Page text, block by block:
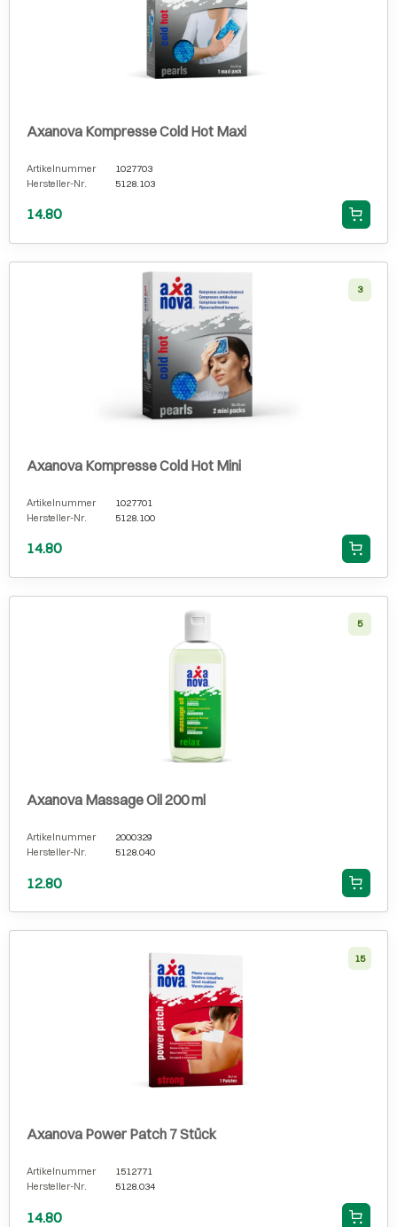
Axanova Kompresse Cold Hot Maxi
Artikelnummer
1027703
Hersteller-Nr.
5128.103
14.80
3
Axanova Kompresse Cold Hot Mini
Artikelnummer
1027701
Hersteller-Nr.
5128.100
14.80
5
Axanova Massage Oil 200 ml
Artikelnummer
2000329
Hersteller-Nr.
5128.040
12.80
15
Axanova Power Patch 7 Stück
Artikelnummer
1512771
Hersteller-Nr.
5128.034
14.80